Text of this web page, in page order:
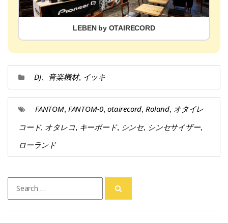
LEBEN by OTAIRECORD
DJ、音楽機材, イッキ
FANTOM, FANTOM-0,otairecord, Roland, オタイレ
コード, オタレコ, キーボード, シンセ, シンセサイザー,
ローランド
for: